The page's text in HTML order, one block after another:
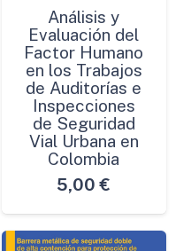
Análisis y
Evaluación del
Factor Humano
en los Trabajos
de Auditorías e
Inspecciones
de Seguridad
Vial Urbana en
Colombia
5,00 €